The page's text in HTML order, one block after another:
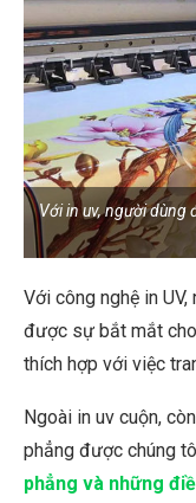
Với in uv, người dùng
Với công nghệ in
được sự bắt mắt
thích hợp với việc
Ngoài in uv cuộn,
phẳng được chúng
phẳng và những